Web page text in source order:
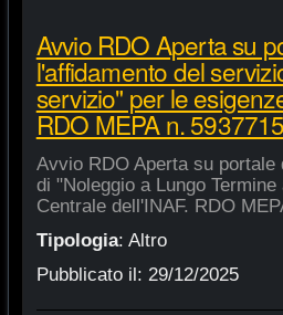
Avvio RDO Aperta su
l'affidamento del
servizio" per le
RDO MEPA n.
Avvio RDO Aperta su
di "Noleggio a Lungo
Centrale dell'INAF. RDO
Tipologia: Altro
Pubblicato il: 29/12/2025